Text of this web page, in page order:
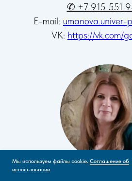
✆ +7 915 551
E-mail: umanova.univer-
VK: https://vk.com/
Мы используем файлы cookie. Соглашение об
использовании